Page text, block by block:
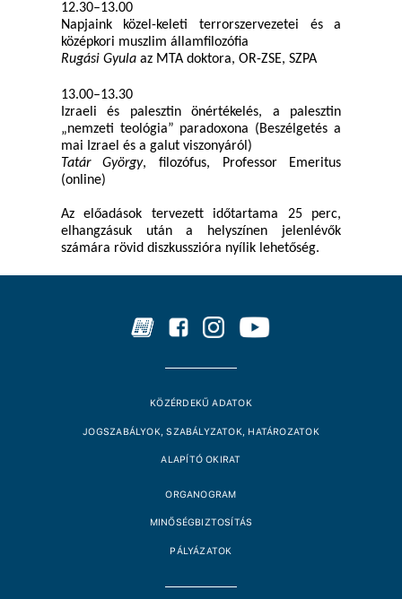
12.30–13.00
Napjaink közel-keleti terrorszervezetei és a
középkori muszlim államfilozófia
Rugási Gyula az MTA doktora, OR-ZSE, SZPA
13.00–13.30
Izraeli és palesztin önértékelés, a palesztin
„nemzeti teológia” paradoxona (Beszélgetés a
mai Izrael és a galut viszonyáról)
Tatár György, filozófus, Professor Emeritus
(online)
Az előadások tervezett időtartama 25 perc,
elhangzásuk után a helyszínen jelenlévők
számára rövid diszkusszióra nyílik lehetőség.
KÖZÉRDEKŰ ADATOK
JOGSZABÁLYOK, SZABÁLYZATOK, HATÁROZATOK
ALAPÍTÓ OKIRAT
ORGANOGRAM
MINŐSÉGBIZTOSÍTÁS
PÁLYÁZATOK